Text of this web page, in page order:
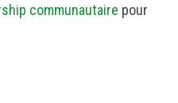
communautaire pour